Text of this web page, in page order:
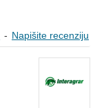
- Napišite recenziju